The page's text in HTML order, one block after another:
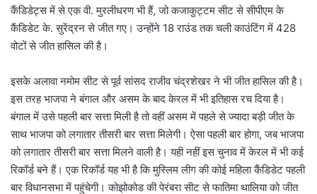
कैंडिडेट्स में से एक वी. मुरलीधरण भी हैं, जो कजाकुट्टम सीट से सीपीएम के
कैंडिडेट के. सुरेंद्रन से जीत गए। उन्होंने 18 राउंड तक चली काउंटिंग में 428
वोटों से जीत हासिल की है।
इसके अलावा नमोम सीट से पूर्व सांसद राजीव चंद्रशेखर ने भी जीत हासिल की है।
इस तरह भाजपा ने बंगाल और असम के बाद केरल में भी इतिहास रच दिया है।
बंगाल में उसे पहली बार सत्ता मिली है तो वहीं असम में पहले से ज्यादा बड़ी जीत के
साथ भाजपा को लगातार तीसरी बार सत्ता मिलेगी। ऐसा पहली बार होगा, जब भाजपा
को लगातार तीसरी बार सत्ता मिलने वाली है। यही नहीं इस चुनाव में केरल में भी कई
रिकॉर्ड बने हैं। एक रिकॉर्ड यह भी है कि मुस्लिम लीग की कोई महिला कैंडिडेट पहली
बार विधानसभा में पहुंचेगी। कोझोकोड की पेरंबरा सीट से फातिमा थालिया को जीत